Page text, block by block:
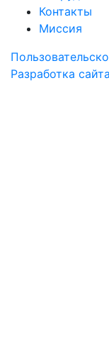
Контакты
Миссия
Разработка